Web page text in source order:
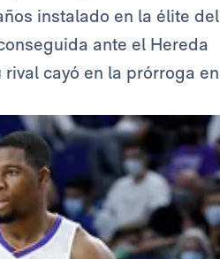
instalado en la élite del
ante el Hereda
rival cayó en la prórroga en